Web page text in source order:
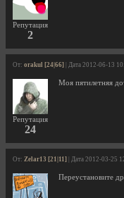
Репутация
2
От: orakul [24|66] | Дата 2012-06-13
Репутация
24
Моя пятилетняя
От: Zelar13 [21|11] | Дата 2012-03-25
Переустановите